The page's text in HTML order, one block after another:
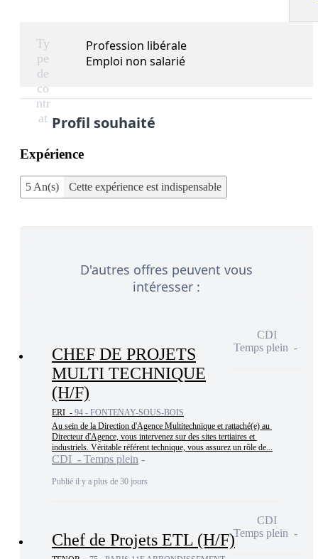
Ty
pe
de
co
ntr
at
Profession libérale
Emploi non salarié
Profil souhaité
Expérience
5 An(s) Cette expérience est indispensable
D'autres offres peuvent vous
intéresser :
CHEF DE PROJETS
MULTI TECHNIQUE
(H/F)
ERI - 94 - FONTENAY-SOUS-BOIS
Au sein de la Direction d'Agence Multitechnique et rattaché(e) au
Directeur d'Agence, vous intervenez sur des sites tertiaires et
industriels. Véritable référent technique, vous assurez un rôle de...
CDI - Temps plein
Publié il y a plus de 30 jours
CDI
Temps plein
Chef de Projets ETL (H/F)
CDI
Temps plein